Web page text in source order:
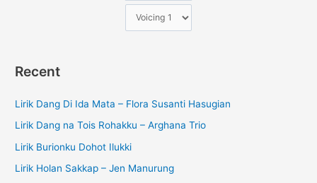
Recent
Lirik Dang Di Ida Mata – Flora Susanti Hasugian
Lirik Dang na Tois Rohakku – Arghana Trio
Lirik Burionku Dohot Ilukki
Lirik Holan Sakkap – Jen Manurung